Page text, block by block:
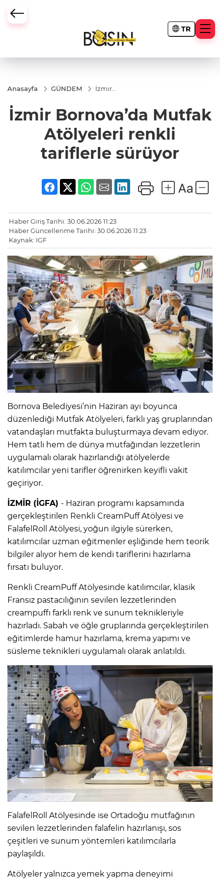
TR
Anasayfa GÜNDEM
İzmir
Atölyeleri
renkli
tariflerle
sürüyor
İzmir Bornova’da Mutfak
Atölyeleri renkli
tariflerle sürüyor
Haber Giriş Tarihi: 30.06.2026 11:23
Haber Güncellenme Tarihi: 30.06.2026 11:23
Kaynak: IGF
Bornova Belediyesi’nin Haziran ayı boyunca
düzenlediği Mutfak Atölyeleri, farklı yaş gruplarından
vatandaşları mutfakta buluşturmaya devam ediyor.
Hem tatlı hem de dünya mutfağından lezzetlerin
uygulamalı olarak hazırlandığı atölyelerde
katılımcılar yeni tarifler öğrenirken keyifli vakit
geçiriyor.
İZMİR (İGFA) - Haziran programı kapsamında
gerçekleştirilen Renkli CreamPuff Atölyesi ve
FalafelRoll Atölyesi, yoğun ilgiyle sürerken,
katılımcılar uzman eğitmenler eşliğinde hem teorik
bilgiler alıyor hem de kendi tariflerini hazırlama
fırsatı buluyor.
Renkli CreamPuff Atölyesinde katılımcılar, klasik
Fransız pastacılığının sevilen lezzetlerinden
creampuffı farklı renk ve sunum teknikleriyle
hazırladı. Sabah ve öğle gruplarında gerçekleştirilen
eğitimlerde hamur hazırlama, krema yapımı ve
süsleme teknikleri uygulamalı olarak anlatıldı.
FalafelRoll Atölyesinde ise Ortadoğu mutfağının
sevilen lezzetlerinden falafelin hazırlanışı, sos
çeşitleri ve sunum yöntemleri katılımcılarla
paylaşıldı.
Atölyeler yalnızca yemek yapma deneyimi